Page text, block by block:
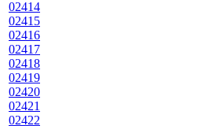
02414
02415
02416
02417
02418
02419
02420
02421
02422